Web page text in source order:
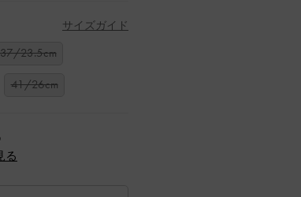
サイズガイド
37/23.5cm
41/26cm
る